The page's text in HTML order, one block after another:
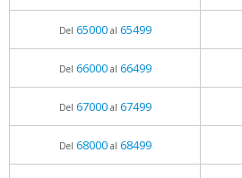
Del 65000al 65499
Del 66000al 66499
Del 67000al 67499
Del 68000al 68499